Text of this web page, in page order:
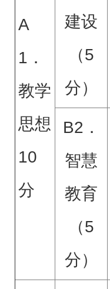
A
1．
教学
思想
10
分
建设
（5
分）
B2．
智慧
教育
（5
分）